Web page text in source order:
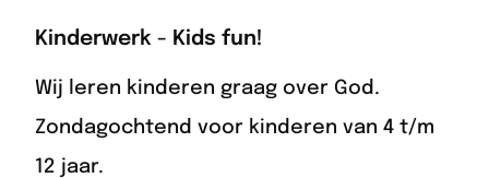
Kinderwerk - Kids fun!
Wij leren kinderen graag over God.
Zondagochtend voor kinderen van 4 t/m
12 jaar.